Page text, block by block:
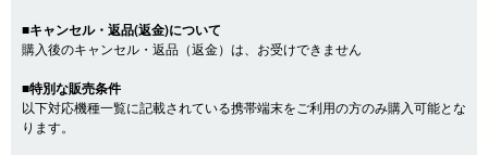
■キャンセル・返品(返金)について
購入後のキャンセル・返品（返金）は、お受けできません
■特別な販売条件
以下対応機種一覧に記載されている携帯端末をご利用の方のみ購入可能とな
ります。